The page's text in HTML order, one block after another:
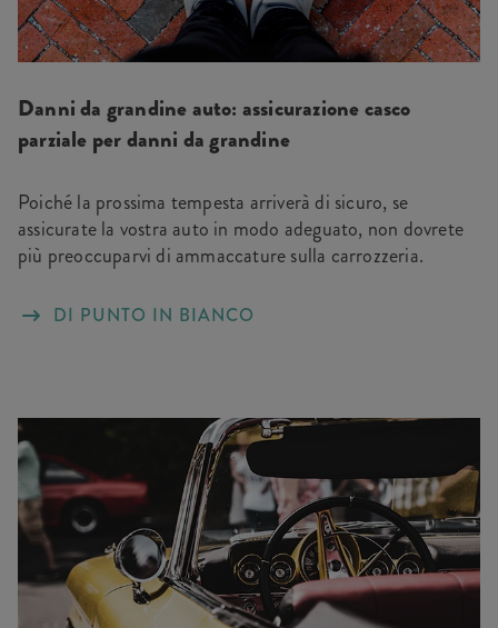
Danni da grandine auto: assicurazione casco
parziale per danni da grandine
Poiché la prossima tempesta arriverà di sicuro, se
assicurate la vostra auto in modo adeguato, non dovrete
più preoccuparvi di ammaccature sulla carrozzeria.
DI PUNTO IN BIANCO